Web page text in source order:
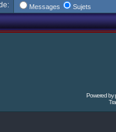
Messages Sujets
Powered by